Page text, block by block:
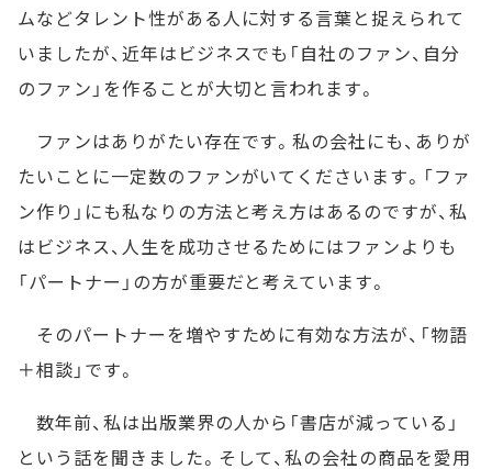
ムなどタレント性がある人に対する言葉と捉えられて
いましたが、近年はビジネスでも「自社のファン、自分
のファン」を作ることが大切と言われます。
ファンはありがたい存在です。私の会社にも、ありが
たいことに一定数のファンがいてくださいます。「ファ
ン作り」にも私なりの方法と考え方はあるのですが、私
はビジネス、人生を成功させるためにはファンよりも
「パートナー」の方が重要だと考えています。
そのパートナーを増やすために有効な方法が、「物語
＋相談」です。
数年前、私は出版業界の人から「書店が減っている」
という話を聞きました。そして、私の会社の商品を愛用